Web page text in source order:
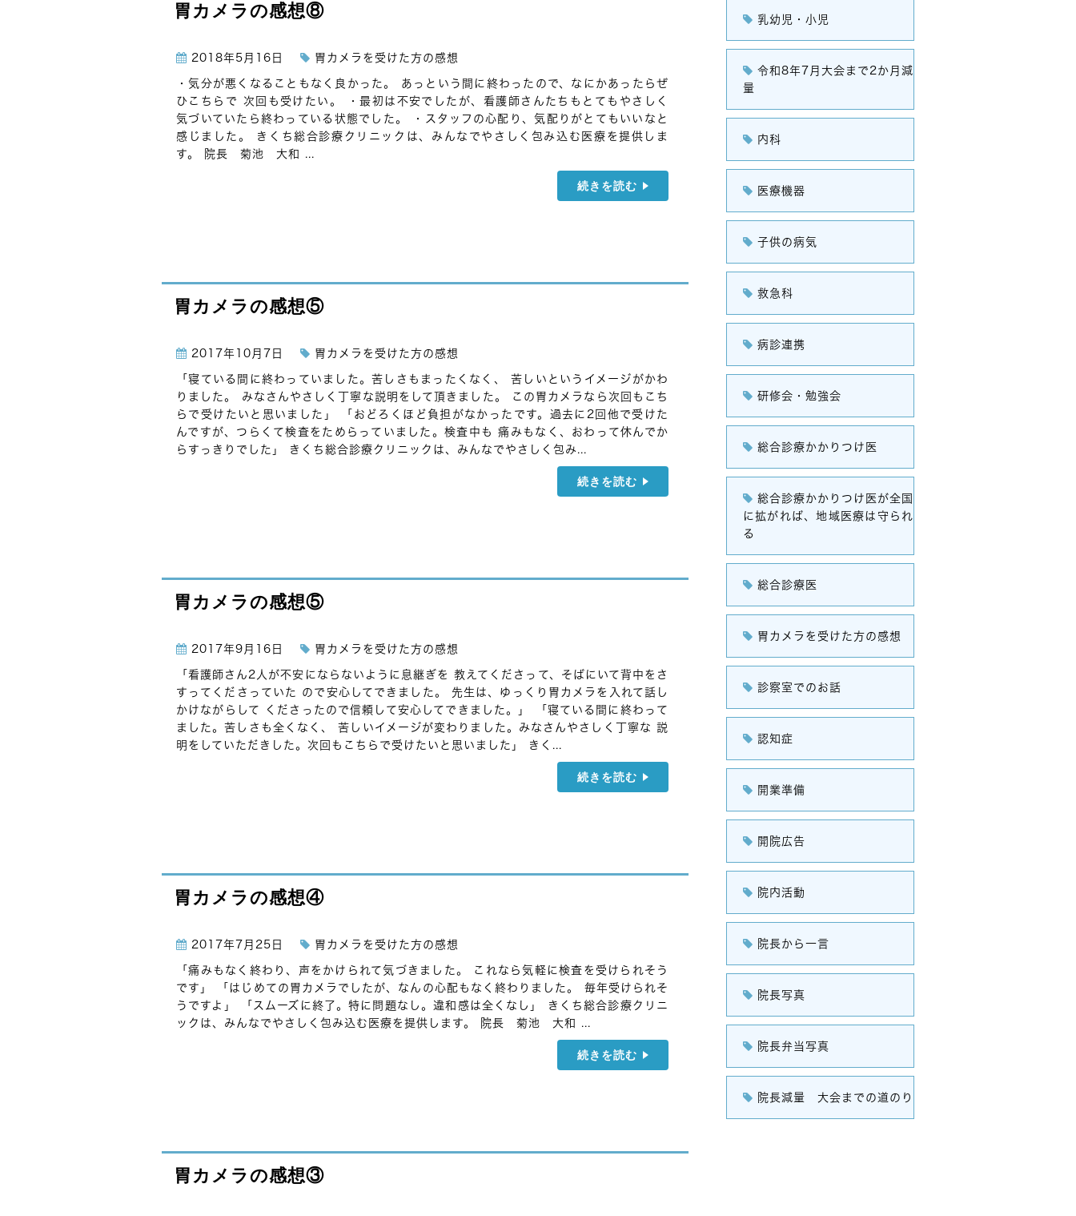
胃カメラの感想⑧
2018年5月16日 胃カメラを受けた方の感想
・気分が悪くなることもなく良かった。 あっという間に終わったので、なにかあったらぜ
ひこちらで 次回も受けたい。 ・最初は不安でしたが、看護師さんたちもとてもやさしく
気づいていたら終わっている状態でした。 ・スタッフの心配り、気配りがとてもいいなと
感じました。 きくち総合診療クリニックは、みんなでやさしく包み込む医療を提供しま
す。 院長 菊池 大和 ...
続きを読む
胃カメラの感想⑤
2017年10月7日 胃カメラを受けた方の感想
「寝ている間に終わっていました。苦しさもまったくなく、 苦しいというイメージがかわ
りました。 みなさんやさしく丁寧な説明をして頂きました。 この胃カメラなら次回もこち
らで受けたいと思いました」 「おどろくほど負担がなかったです。過去に2回他で受けた
んですが、つらくて検査をためらっていました。検査中も 痛みもなく、おわって休んでか
らすっきりでした」 きくち総合診療クリニックは、みんなでやさしく包み...
続きを読む
胃カメラの感想⑤
2017年9月16日 胃カメラを受けた方の感想
「看護師さん2人が不安にならないように息継ぎを 教えてくださって、そばにいて背中をさ
すってくださっていた ので安心してできました。 先生は、ゆっくり胃カメラを入れて話し
かけながらして くださったので信頼して安心してできました。」 「寝ている間に終わって
ました。苦しさも全くなく、 苦しいイメージが変わりました。みなさんやさしく丁寧な 説
明をしていただきした。次回もこちらで受けたいと思いました」 きく...
続きを読む
胃カメラの感想④
2017年7月25日 胃カメラを受けた方の感想
「痛みもなく終わり、声をかけられて気づきました。 これなら気軽に検査を受けられそう
です」 「はじめての胃カメラでしたが、なんの心配もなく終わりました。 毎年受けられそ
うですよ」 「スムーズに終了。特に問題なし。違和感は全くなし」 きくち総合診療クリニ
ックは、みんなでやさしく包み込む医療を提供します。 院長 菊池 大和 ...
続きを読む
胃カメラの感想③
乳幼児・小児
令和8年7月大会まで2か月減
量
内科
医療機器
子供の病気
救急科
病診連携
研修会・勉強会
総合診療かかりつけ医
総合診療かかりつけ医が全国
に拡がれば、地域医療は守られ
る
総合診療医
胃カメラを受けた方の感想
診察室でのお話
認知症
開業準備
開院広告
院内活動
院長から一言
院長写真
院長弁当写真
院長減量 大会までの道のり